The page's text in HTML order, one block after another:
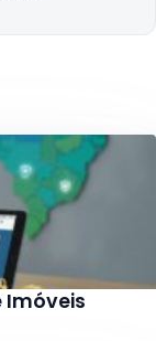
Imóveis